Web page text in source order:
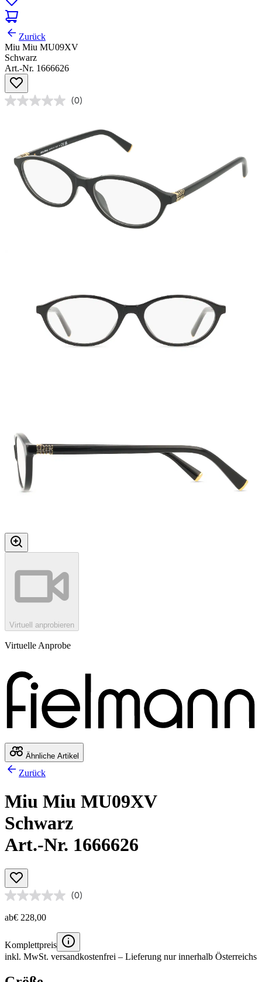
Zurück
Miu Miu MU09XV
Schwarz
Art.-Nr. 1666626
(0)
Virtuell anprobieren
Virtuelle Anprobe
Ähnliche Artikel
Zurück
Miu Miu MU09XV
Schwarz
Art.-Nr. 1666626
(0)
ab€ 228,00
Komplettpreis
inkl. MwSt. versandkostenfrei – Lieferung nur innerhalb Österreichs